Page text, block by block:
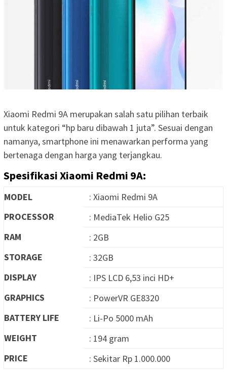
Xiaomi Redmi 9A merupakan salah satu pilihan terbaik
untuk kategori “hp baru dibawah 1 juta”. Sesuai dengan
namanya, smartphone ini menawarkan performa yang
bertenaga dengan harga yang terjangkau.
Spesifikasi Xiaomi Redmi 9A:
MODEL
: Xiaomi Redmi 9A
PROCESSOR
: MediaTek Helio G25
RAM
: 2GB
STORAGE
: 32GB
DISPLAY
: IPS LCD 6,53 inci HD+
GRAPHICS
: PowerVR GE8320
BATTERY LIFE
: Li-Po 5000 mAh
WEIGHT
: 194 gram
PRICE
: Sekitar Rp 1.000.000